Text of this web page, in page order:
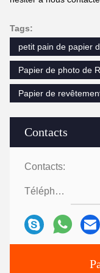
Contacts
Contacts:
Téléphone:
Tags:
petit pain de papier
Papier de photo de
Papier de